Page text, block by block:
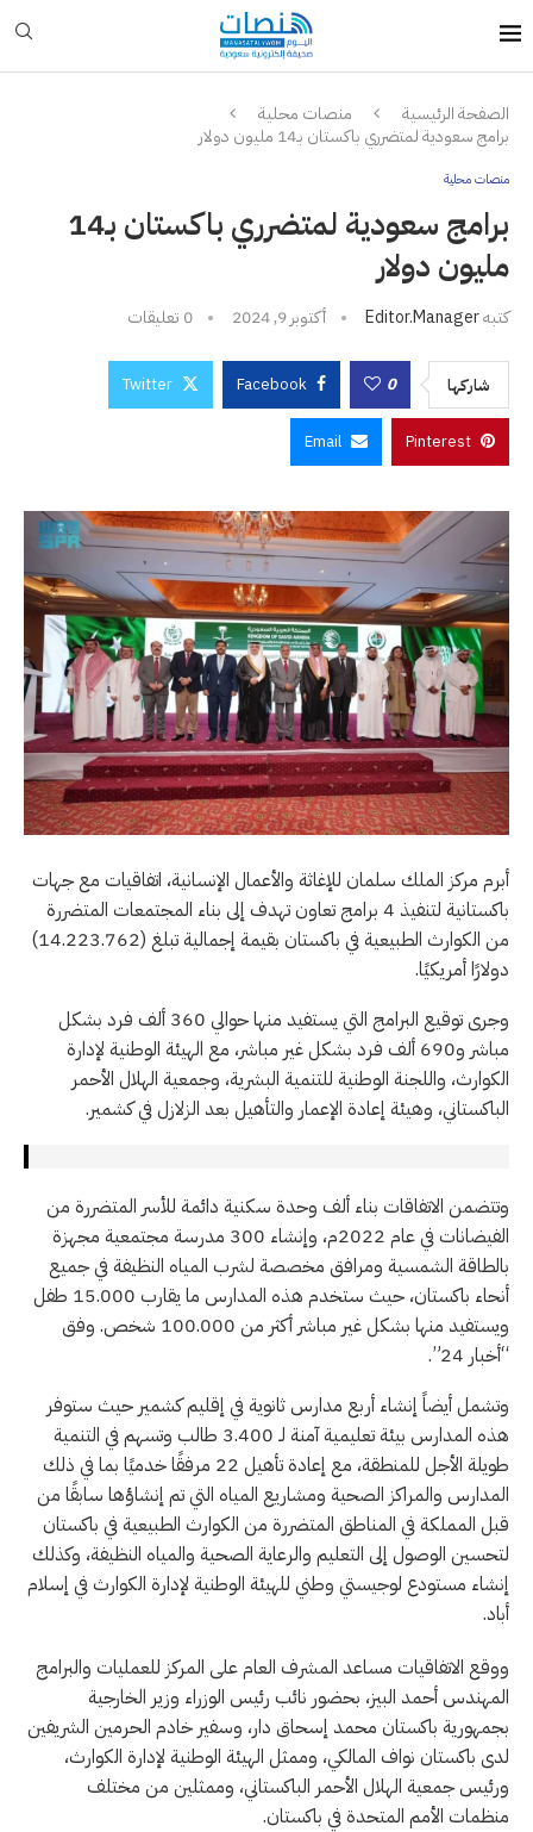
الصفحة الرئيسية
منصات محلية
برامج سعودية لمتضرري باكستان بـ14 مليون دولار
منصات محلية
برامج سعودية لمتضرري باكستان بـ14
مليون دولار
كتبهEditor.manager أكتوبر 9, 2024 0 تعليقات
شاركها 0
Facebook
Twitter
Pinterest
Email
أبرم مركز الملك سلمان للإغاثة والأعمال الإنسانية، اتفاقيات مع جهات
باكستانية لتنفيذ 4 برامج تعاون تهدف إلى بناء المجتمعات المتضررة
من الكوارث الطبيعية في باكستان بقيمة إجمالية تبلغ (14.223.762)
دولارًا أمريكيًا.
وجرى توقيع البرامج التي يستفيد منها حوالي 360 ألف فرد بشكل
مباشر و690 ألف فرد بشكل غير مباشر، مع الهيئة الوطنية لإدارة
الكوارث، واللجنة الوطنية للتنمية البشرية، وجمعية الهلال الأحمر
الباكستاني، وهيئة إعادة الإعمار والتأهيل بعد الزلازل في كشمير.
وتتضمن الاتفاقات بناء ألف وحدة سكنية دائمة للأسر المتضررة من
الفيضانات في عام 2022م، وإنشاء 300 مدرسة مجتمعية مجهزة
بالطاقة الشمسية ومرافق مخصصة لشرب المياه النظيفة في جميع
أنحاء باكستان، حيث ستخدم هذه المدارس ما يقارب 15.000 طفل
ويستفيد منها بشكل غير مباشر أكثر من 100.000 شخص. وفق
“أخبار 24”.
وتشمل أيضاً إنشاء أربع مدارس ثانوية في إقليم كشمير حيث ستوفر
هذه المدارس بيئة تعليمية آمنة لـ 3.400 طالب وتسهم في التنمية
طويلة الأجل للمنطقة، مع إعادة تأهيل 22 مرفقًا خدميًا بما في ذلك
المدارس والمراكز الصحية ومشاريع المياه التي تم إنشاؤها سابقًا من
قبل المملكة في المناطق المتضررة من الكوارث الطبيعية في باكستان
لتحسين الوصول إلى التعليم والرعاية الصحية والمياه النظيفة، وكذلك
إنشاء مستودع لوجيستي وطني للهيئة الوطنية لإدارة الكوارث في إسلام
أباد.
ووقع الاتفاقيات مساعد المشرف العام على المركز للعمليات والبرامج
المهندس أحمد البيز، بحضور نائب رئيس الوزراء وزير الخارجية
بجمهورية باكستان محمد إسحاق دار، وسفير خادم الحرمين الشريفين
لدى باكستان نواف المالكي، وممثل الهيئة الوطنية لإدارة الكوارث،
ورئيس جمعية الهلال الأحمر الباكستاني، وممثلين من مختلف
منظمات الأمم المتحدة في باكستان.